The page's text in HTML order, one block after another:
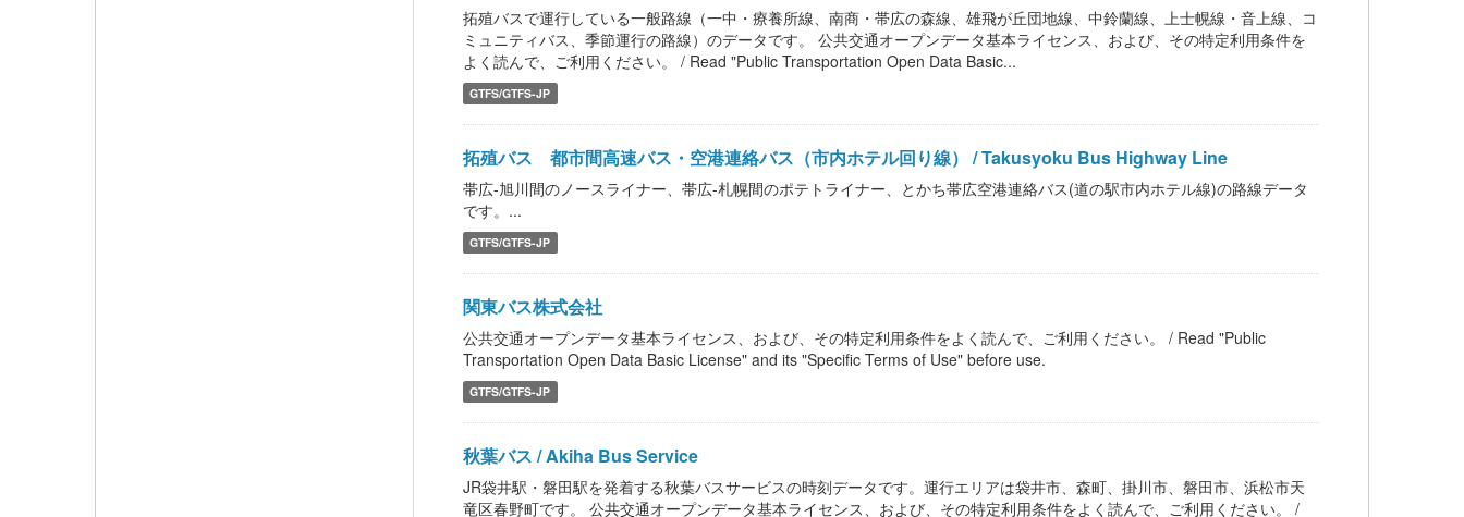
拓殖バスで運行している一般路線（一中・療養所線、南商・帯広の森線、雄飛が丘団地線、中鈴蘭線、上士幌線・音上線、コ
ミュニティバス、季節運行の路線）のデータです。 公共交通オープンデータ基本ライセンス、および、その特定利用条件を
よく読んで、ご利用ください。 / Read "Public Transportation Open Data Basic...
GTFS/GTFS-JP
拓殖バス 都市間高速バス・空港連絡バス（市内ホテル回り線） / Takusyoku Bus Highway Line
帯広-旭川間のノースライナー、帯広-札幌間のポテトライナー、とかち帯広空港連絡バス(道の駅市内ホテル線)の路線データ
です。...
GTFS/GTFS-JP
関東バス株式会社
公共交通オープンデータ基本ライセンス、および、その特定利用条件をよく読んで、ご利用ください。 / Read "Public
Transportation Open Data Basic License" and its "Specific Terms of Use" before use.
GTFS/GTFS-JP
秋葉バス / Akiha Bus Service
JR袋井駅・磐田駅を発着する秋葉バスサービスの時刻データです。運行エリアは袋井市、森町、掛川市、磐田市、浜松市天
竜区春野町です。 公共交通オープンデータ基本ライセンス、および、その特定利用条件をよく読んで、ご利用ください。 /